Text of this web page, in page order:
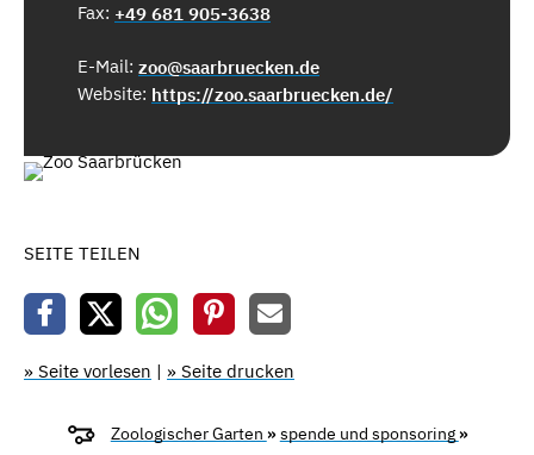
Fax: +49 681 905-3638
E-Mail: zoo@saarbruecken.de
Website: https://zoo.saarbruecken.de/
SEITE TEILEN
» Seite vorlesen | » Seite drucken
Zoologischer Garten »spende und sponsoring »